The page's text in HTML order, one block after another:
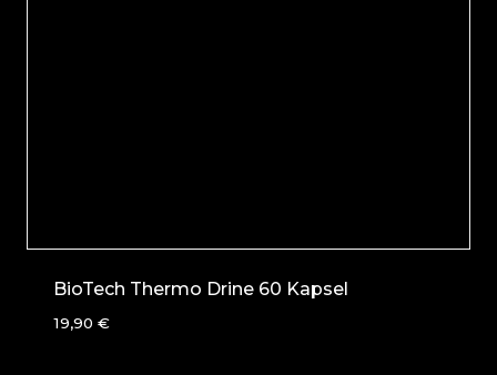
BioTech Thermo Drine 60 Kapsel
19,90 €